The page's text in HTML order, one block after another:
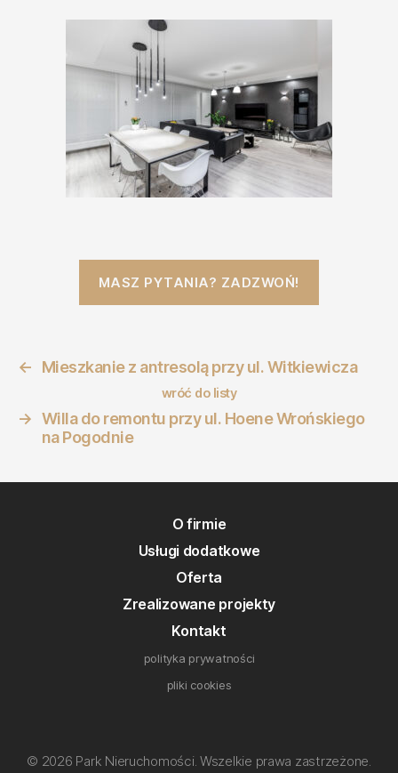
MASZ PYTANIA? ZADZWOŃ!
← Mieszkanie z antresolą przy ul. Witkiewicza
wróć do listy
→ Willa do remontu przy ul. Hoene Wrońskiego
na Pogodnie
O firmie
Usługi dodatkowe
Oferta
Zrealizowane projekty
Kontakt
polityka prywatności
pliki cookies
© 2026 Park Nieruchomości. Wszelkie prawa zastrzeżone.